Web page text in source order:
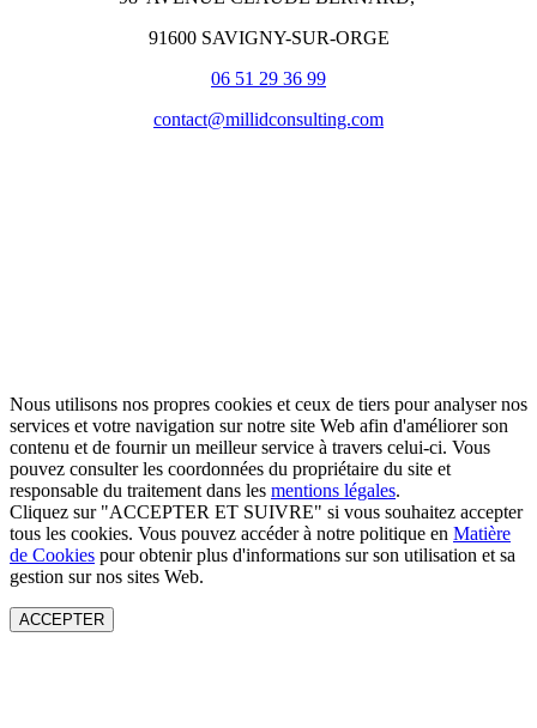
91600 SAVIGNY-SUR-ORGE
06 51 29 36 99
contact@millidconsulting.com
Nous utilisons nos propres cookies et ceux de tiers pour analyser nos
services et votre navigation sur notre site Web afin d'améliorer son
contenu et de fournir un meilleur service à travers celui-ci. Vous
pouvez consulter les coordonnées du propriétaire du site et
responsable du traitement dans les mentions légales.
Cliquez sur "ACCEPTER ET SUIVRE" si vous souhaitez accepter
tous les cookies. Vous pouvez accéder à notre politique en Matière
de Cookies pour obtenir plus d'informations sur son utilisation et sa
gestion sur nos sites Web.
ACCEPTER